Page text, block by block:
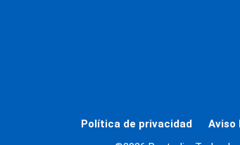
Política de privacidad Aviso